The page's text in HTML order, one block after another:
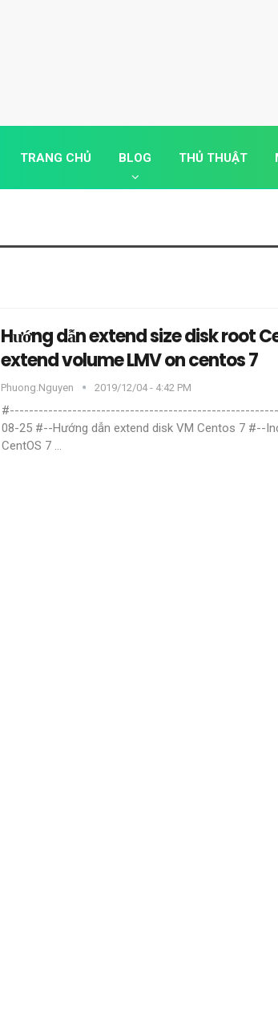
TRANG CHỦ BLOG THỦ THUẬT
Hướng dẫn extend size disk root
extend volume LMV on centos 7
Phuong.nguyen 2019/12/04 - 4:42 PM
08-25 #--Hướng dẫn extend disk VM Centos 7 #--
CentOS 7 …